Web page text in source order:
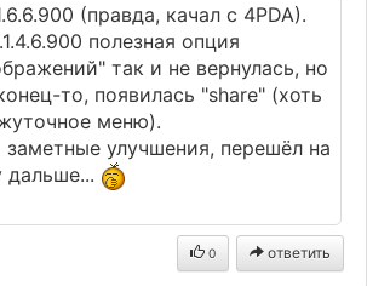
(правда, качал с 4PDA).
полезная опция
так и не вернулась, но
то, появилась "share" (хоть
меню).
улучшения, перешёл на
дальше...
0 ответить